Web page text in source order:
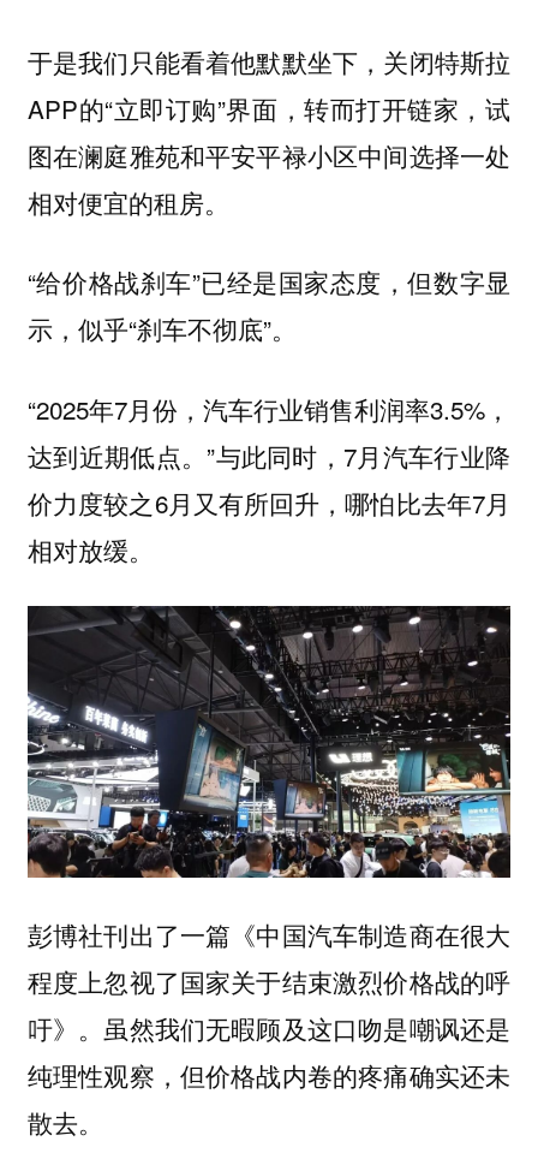
于是我们只能看着他默默坐下，关闭特斯拉
APP的“立即订购”界面，转而打开链家，试
图在澜庭雅苑和平安平禄小区中间选择一处
相对便宜的租房。
“给价格战刹车”已经是国家态度，但数字显
示，似乎“刹车不彻底”。
“2025年7月份，汽车行业销售利润率3.5%，
达到近期低点。”与此同时，7月汽车行业降
价力度较之6月又有所回升，哪怕比去年7月
相对放缓。
彭博社刊出了一篇《中国汽车制造商在很大
程度上忽视了国家关于结束激烈价格战的呼
吁》。虽然我们无暇顾及这口吻是嘲讽还是
纯理性观察，但价格战内卷的疼痛确实还未
散去。